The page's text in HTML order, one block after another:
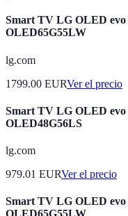
Smart TV LG OLED evo
OLED65G55LW
lg.com
1799.00 EURVer el precio
Smart TV LG OLED evo
OLED48G56LS
lg.com
979.01 EURVer el precio
Smart TV LG OLED evo